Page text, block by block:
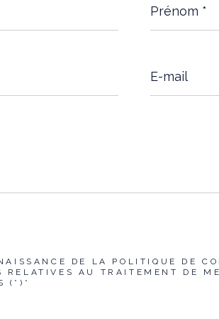
*
mail
DE LA POLITIQUE DE
RELATIVES AU TRAITEMENT DE
(*)*